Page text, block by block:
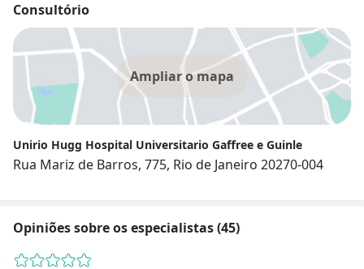
Consultório
Ampliar o mapa
Unirio Hugg Hospital Universitario Gaffree e Guinle
Rua Mariz de Barros, 775, Rio de Janeiro 20270-004
Opiniões sobre os especialistas (45)